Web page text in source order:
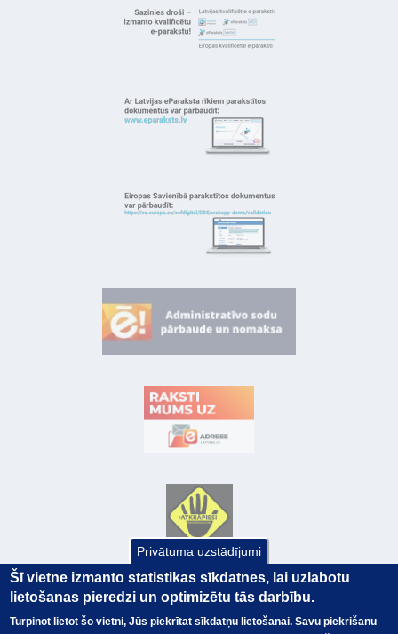
Privātuma uzstādījumi
Šī vietne izmanto statistikas sīkdatnes, lai uzlabotu
lietošanas pieredzi un optimizētu tās darbību.
Turpinot lietot šo vietni, Jūs piekrītat sīkdatņu lietošanai. Savu piekrišanu